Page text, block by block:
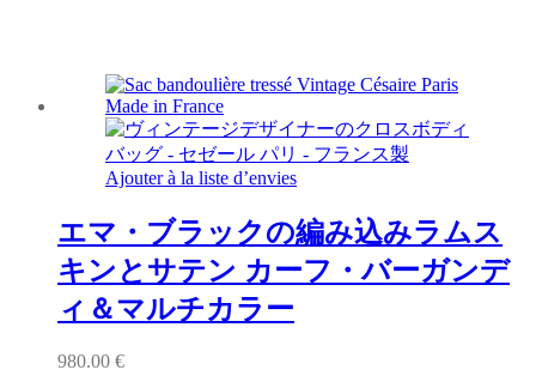
Ajouter à la liste d’envies
エマ・ブラックの編み込みラムス
キンとサテン カーフ・バーガンデ
ィ＆マルチカラー
980.00 €